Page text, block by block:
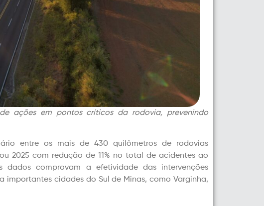
ações em pontos críticos da rodovia, prevenindo
entre os mais de 430 quilômetros de rodovias
2025 com redução de 11% no total de acidentes ao
dados comprovam a efetividade das intervenções
cidades do Sul de Minas, como Varginha,